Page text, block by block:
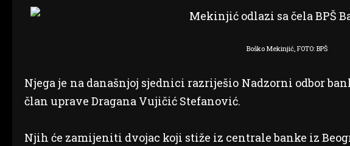
Boško Mekinjić, FOTO: BPŠ
Njega je na današnjoj sjednici razriješio Nadzorni odbor
član uprave Dragana Vujičić Stefanović.
Njih će zamijeniti dvojac koji stiže iz centrale banke iz